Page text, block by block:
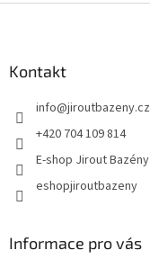
Kontakt
info@jiroutbazeny.cz
+420 704 109 814
E-shop Jirout Bazény
eshopjiroutbazeny
Informace pro vás